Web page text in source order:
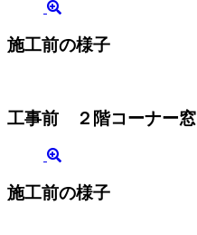
施工前の様子
工事前 ２階コーナー窓
施工前の様子